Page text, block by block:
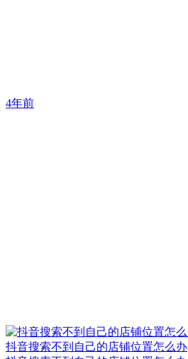
4年前
抖音搜索不到自己的店铺位置怎么办